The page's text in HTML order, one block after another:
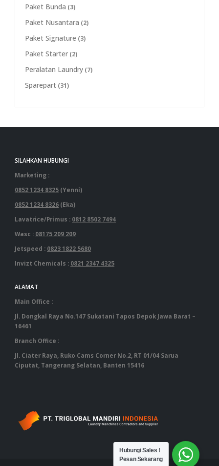
Paket Bunda (3)
Paket Nusantara (2)
Paket Signature (3)
Paket Starter (2)
Peralatan Laundry (7)
Sparepart (31)
SILAHKAN HUBUNGI
Marketing :
0852 1234 8325 (Yenni)
0852 1234 8326 (Eka)
Lavatrice/Primus : 0812 8502 7494
Wasc : 08175 209 209
Jetspeed : 0823 1822 5680
Invizt Chemicals : 0821 2347 4325
ALAMAT
Main Office :
Jl. Dongkal Raya No.147 Sukatani Tapos Depok Jawa Barat –
16461
Branch Office :
Jl. Ciater Raya, Ruko Cams Corner No.2, RT 01/04 Sarua
Ciputat, Tangerang Selatan, Banten 15416
Hubungi Sales !
Pesan Sekarang